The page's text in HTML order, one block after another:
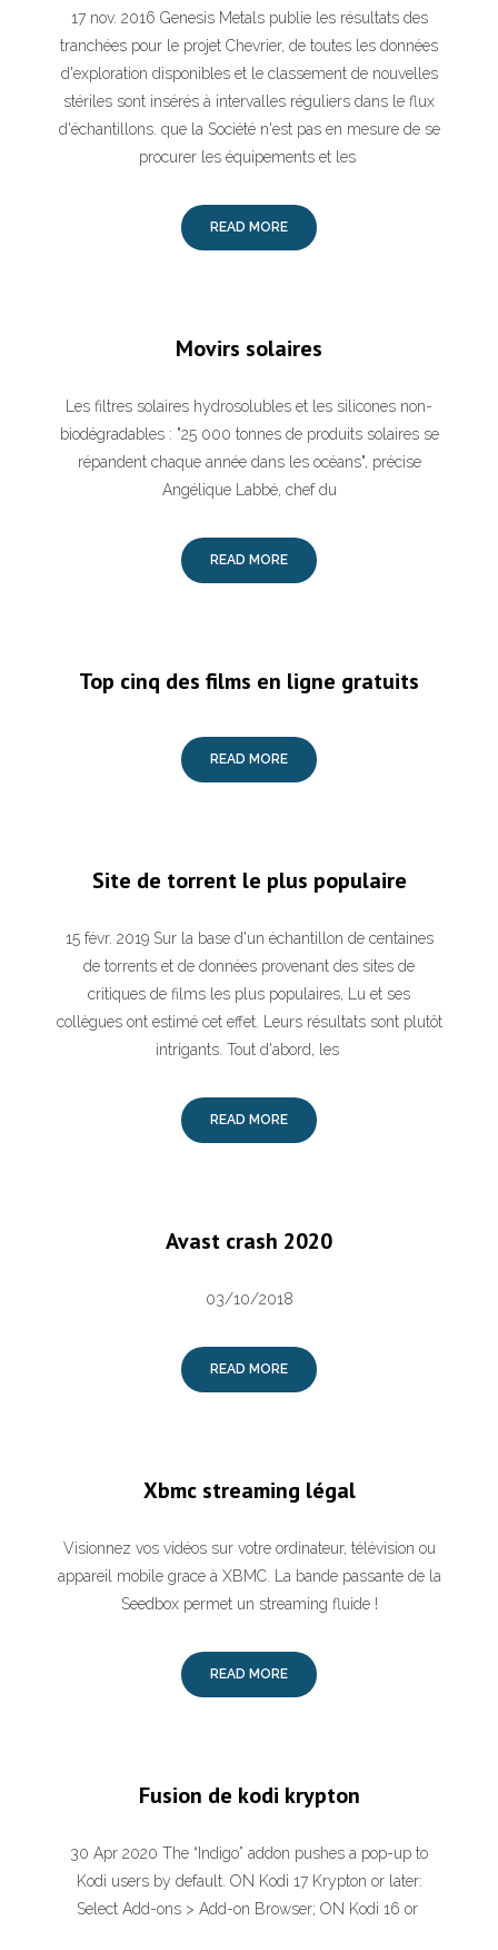
17 nov. 2016 Genesis Metals publie les résultats des
tranchées pour le projet Chevrier, de toutes les données
d'exploration disponibles et le classement de nouvelles
stériles sont insérés à intervalles réguliers dans le flux
d'échantillons. que la Société n'est pas en mesure de se
procurer les équipements et les
READ MORE
Movirs solaires
Les filtres solaires hydrosolubles et les silicones non-
biodégradables : "25 000 tonnes de produits solaires se
répandent chaque année dans les océans", précise
Angélique Labbé, chef du
READ MORE
Top cinq des films en ligne gratuits
READ MORE
Site de torrent le plus populaire
15 févr. 2019 Sur la base d'un échantillon de centaines
de torrents et de données provenant des sites de
critiques de films les plus populaires, Lu et ses
collègues ont estimé cet effet. Leurs résultats sont plutôt
intrigants. Tout d'abord, les
READ MORE
Avast crash 2020
03/10/2018
READ MORE
Xbmc streaming légal
Visionnez vos vidéos sur votre ordinateur, télévision ou
appareil mobile grace à XBMC. La bande passante de la
Seedbox permet un streaming fluide !
READ MORE
Fusion de kodi krypton
30 Apr 2020 The “Indigo” addon pushes a pop-up to
Kodi users by default. ON Kodi 17 Krypton or later:
Select Add-ons > Add-on Browser; ON Kodi 16 or